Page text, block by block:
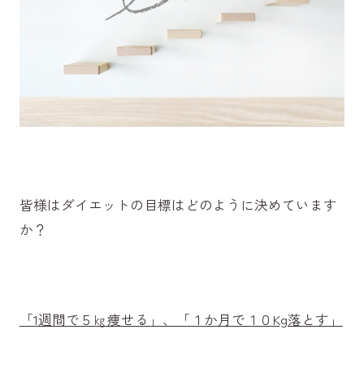
皆様はダイエットの目標はどのように決めています
か？
「1週間で５㎏痩せる」、「１か月で１０Kg落とす」